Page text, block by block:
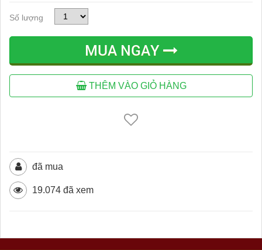
Số lượng
MUA NGAY
THÊM VÀO GIỎ HÀNG
đã mua
19.074 đã xem